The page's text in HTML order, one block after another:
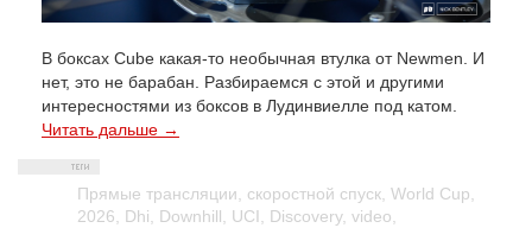
В боксах Cube какая-то необычная втулка от Newmen. И
нет, это не барабан. Разбираемся с этой и другими
интересностями из боксов в Лудинвиелле под катом.
Читать дальше →
Прямые трансляции скоростной спуск World Cup
2026
Dhi Downhill UCI Discovery, video